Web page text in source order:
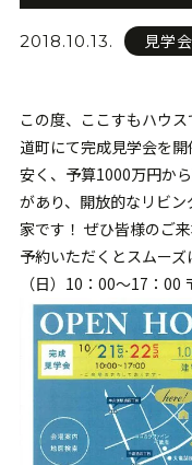
2018.10.13. 見学会
この度、ここすもハウ
道町にて完成見学会を
安く、予算1000万円か
があり、開放的なリビ
家です！ ぜひ皆様のご
予約いただくとスムー
（日）10：00～17：